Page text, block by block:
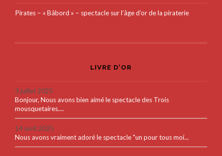
Pirates – « Bâbord » – spectacle sur l’âge d’or de la piraterie
LIVRE D'OR
3 juillet 2025
Bonjour, Nous avons bien aimé le spectacle des Trois
mousquetaires....
14 avril 2025
Nous avons vraiment adoré le spectacle "un pour tous moi...